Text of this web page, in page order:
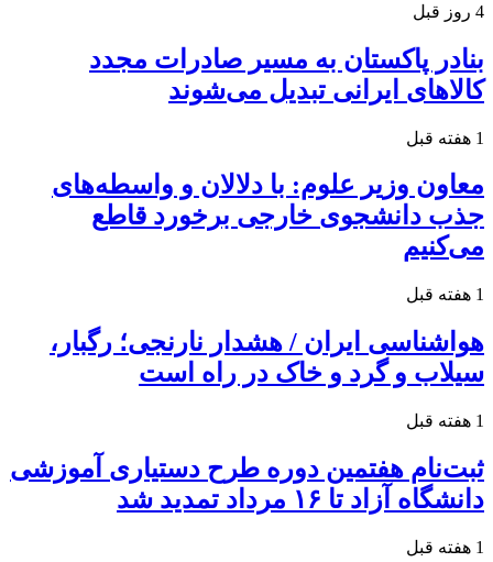
4 روز قبل
بنادر پاکستان به مسیر صادرات مجدد
کالاهای ایرانی تبدیل می‌شوند
1 هفته قبل
معاون وزیر علوم: با دلالان و واسطه‌های
جذب دانشجوی خارجی برخورد قاطع
می‌کنیم
1 هفته قبل
هواشناسی ایران / هشدار نارنجی؛ رگبار،
سیلاب و گرد و خاک در راه است
1 هفته قبل
ثبت‌نام هفتمین دوره طرح دستیاری آموزشی
دانشگاه آزاد تا ۱۶ مرداد تمدید شد
1 هفته قبل